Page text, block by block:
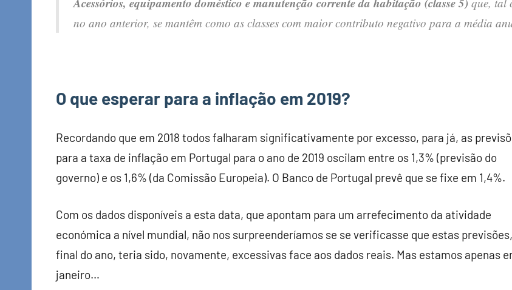
no ano anterior, se mantêm como as classes com maiorcontributo negativo para a média
O que esperar para a inflação em 2019?
Recordando que em 2018 todos falharam significativamente por excesso, para já, as
para a taxa de inflação em Portugal para o ano de 2019 oscilam entre os 1,3% (previsão do
governo) e os 1,6% (da Comissão Europeia). O Banco de Portugal prevê que se fixe em 1,4%.
Com os dados disponíveis a esta data, que apontam para um arrefecimento da atividade
económica a nível mundial, não nos surpreenderíamos se se verificasse que estas
final do ano, teria sido, novamente, excessivas face aos dados reais. Mas estamos apenas
janeiro…